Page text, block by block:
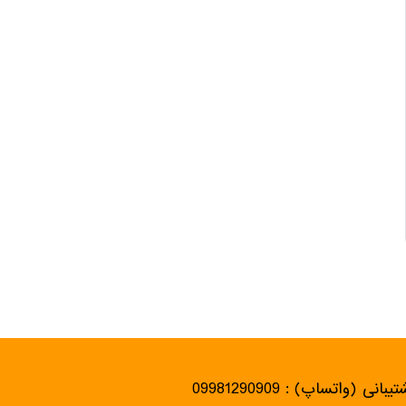
(واتساپ) : 09981290909